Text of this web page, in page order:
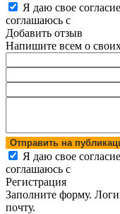
Я даю свое
соглашаюсь с
Добавить отзыв
Напишите всем о
Отправить на
Я даю свое
соглашаюсь с
Регистрация
Заполните форму.
почту.